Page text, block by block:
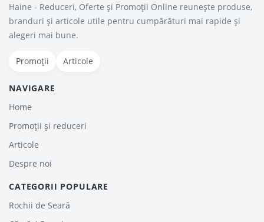
Haine - Reduceri, Oferte şi Promoţii Online reunește produse,
branduri și articole utile pentru cumpărături mai rapide și
alegeri mai bune.
Promoții Articole
NAVIGARE
Home
Promoții și reduceri
Articole
Despre noi
CATEGORII POPULARE
Rochii de Seară